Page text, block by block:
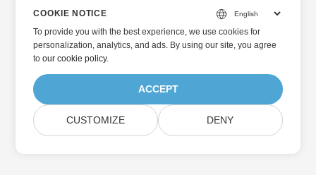
COOKIE NOTICE
To provide you with the best experience, we use cookies for
personalization, analytics, and ads. By using our site, you agree
toour cookie policy.
ACCEPT
CUSTOMIZE DENY